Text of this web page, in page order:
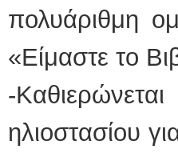
πολυάριθμη
«Είμαστε το
-
ηλιοστασίου